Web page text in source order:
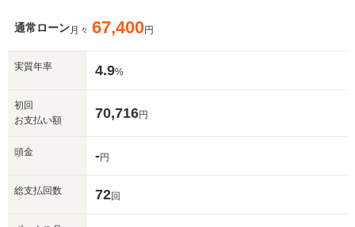
通常ローン月々 67,400円
実質年率 4.9%
初回
お支払い額
70,716円
頭金 -円
総支払回数 72回